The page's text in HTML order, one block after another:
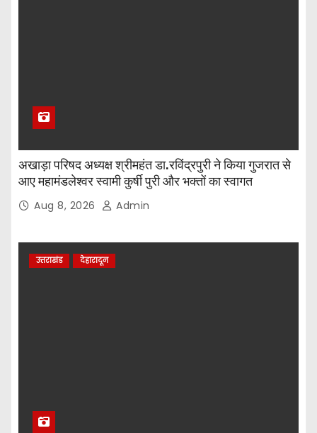
अखाड़ा परिषद अध्यक्ष श्रीमहंत डा.रविंद्रपुरी ने किया गुजरात से
आए महामंडलेश्वर स्वामी कुर्षी पुरी और भक्तों का स्वागत
Aug 8, 2026 Admin
उत्तराखंड देहारादून